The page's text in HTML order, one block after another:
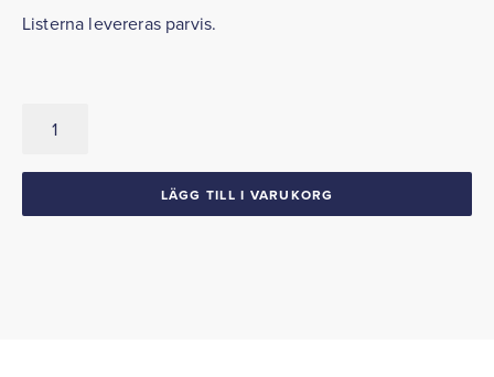
Listerna levereras parvis.
Vertikala
LÄGG TILL I VARUKORG